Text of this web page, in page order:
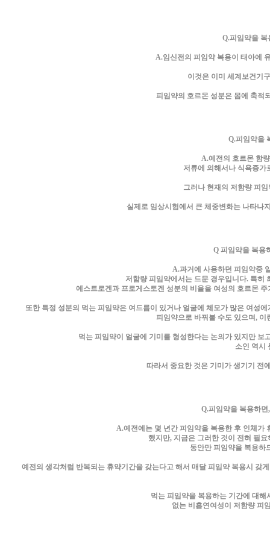
Q.피임약을 복
A.임신전의 피임약 복용이 태아에
이것은 이미 세계보건기
피임약의 호르몬 성분은 몸에 축적
Q.피임약을
A.예전의 호르몬 함
저류에 의해서나 식욕증가
그러나 현재의 저함량 피
실제로 임상시험에서 큰 체중변화는 나타나
Q 피임약을 복용
A.과거에 사용하던 피임약중
저함량 피임약에서는 드문 경우입니다. 특히
에스트로겐과 프로게스토겐 성분의 비율을 여성의 호르몬
또한 특정 성분의 먹는 피임약은 여드름이 있거나 얼굴에 체모가 많은 여성
피임약으로 바꿔볼 수도 있으며,
먹는 피임약이 얼굴에 기미를 형성한다는 논의가 있지만
소인 역시
따라서 중요한 것은 기미가 생기기 전
Q.피임약을 복용하
A.예전에는 몇 년간 피임약을 복용한 후 인체가
했지만, 지금은 그러한 것이 전혀 필
동안만 피임약을 복용하
예전의 생각처럼 반복되는 휴약기간을 갖는다고 해서 매달 피임약 복용시 갖
먹는 피임약을 복용하는 기간에 대
없는 비흡연여성이 저함량 피